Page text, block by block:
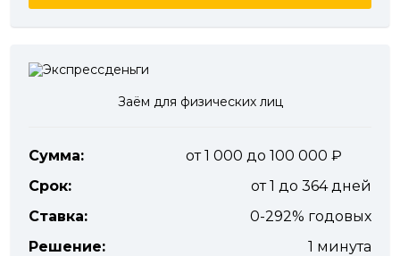
Заём для физических лиц
Сумма:
от 1 000 до 100 000
Срок:
от 1 до 364 дней
Ставка:
0-292% годовых
Решение:
1 минута